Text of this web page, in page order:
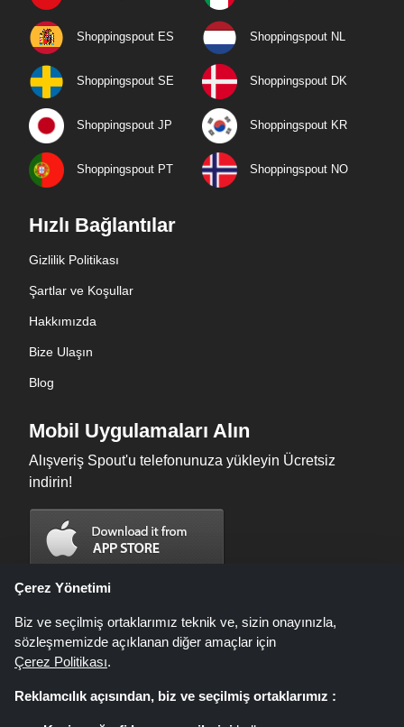
Shoppingspout ES Shoppingspout NL
Shoppingspout SE Shoppingspout DK
Shoppingspout JP Shoppingspout KR
Shoppingspout PT Shoppingspout NO
Hızlı Bağlantılar
Gizlilik Politikası
Şartlar ve Koşullar
Hakkımızda
Bize Ulaşın
Blog
Mobil Uygulamaları Alın
Alışveriş Spout'u telefonunuza yükleyin Ücretsiz
indirin!
Çerez Yönetimi
Biz ve seçilmiş ortaklarımız teknik ve, sizin onayınızla,
sözleşmemizde açıklanan diğer amaçlar için
Çerez Politikası.
Reklamcılık açısından, biz ve seçilmiş ortaklarımız :